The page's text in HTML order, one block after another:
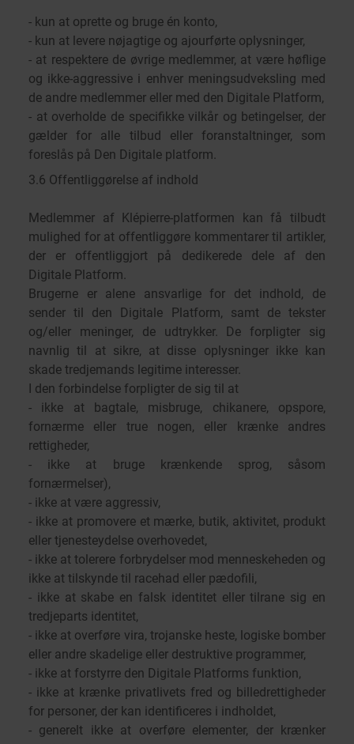
- kun at oprette og bruge én konto,
- kun at levere nøjagtige og ajourførte oplysninger,
- at respektere de øvrige medlemmer, at være høflige
og ikke-aggressive i enhver meningsudveksling med
de andre medlemmer eller med den Digitale Platform,
- at overholde de specifikke vilkår og betingelser, der
gælder for alle tilbud eller foranstaltninger, som
foreslås på Den Digitale platform.
3.6 Offentliggørelse af indhold
Medlemmer af Klépierre-platformen kan få tilbudt
mulighed for at offentliggøre kommentarer til artikler,
der er offentliggjort på dedikerede dele af den
Digitale Platform.
Brugerne er alene ansvarlige for det indhold, de
sender til den Digitale Platform, samt de tekster
og/eller meninger, de udtrykker. De forpligter sig
navnlig til at sikre, at disse oplysninger ikke kan
skade tredjemands legitime interesser.
I den forbindelse forpligter de sig til at
- ikke at bagtale, misbruge, chikanere, opspore,
fornærme eller true nogen, eller krænke andres
rettigheder,
- ikke at bruge krænkende sprog, såsom
fornærmelser),
- ikke at være aggressiv,
- ikke at promovere et mærke, butik, aktivitet, produkt
eller tjenesteydelse overhovedet,
- ikke at tolerere forbrydelser mod menneskeheden og
ikke at tilskynde til racehad eller pædofili,
- ikke at skabe en falsk identitet eller tilrane sig en
tredjeparts identitet,
- ikke at overføre vira, trojanske heste, logiske bomber
eller andre skadelige eller destruktive programmer,
- ikke at forstyrre den Digitale Platforms funktion,
- ikke at krænke privatlivets fred og billedrettigheder
for personer, der kan identificeres i indholdet,
- generelt ikke at overføre elementer, der krænker